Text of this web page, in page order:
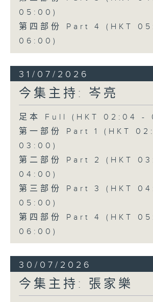
05:00)
第四部份 Part 4 (HKT
06:00)
31/07/2026
今集主持: 岑亮
足本 Full (HKT 02:04 -
第一部份 Part 1 (HKT
03:00)
第二部份 Part 2 (HKT
04:00)
第三部份 Part 3 (HKT
05:00)
第四部份 Part 4 (HKT
06:00)
30/07/2026
今集主持: 張家樂